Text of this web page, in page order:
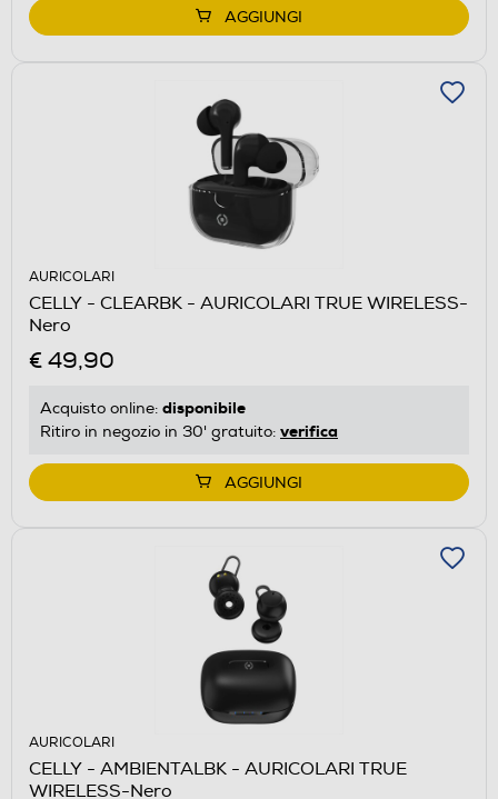
AGGIUNGI
AURICOLARI
CELLY - CLEARBK - AURICOLARI TRUE WIRELESS-
Nero
€ 49,90
Acquisto online: disponibile
Ritiro in negozio in 30' gratuito: verifica
AGGIUNGI
AURICOLARI
CELLY - AMBIENTALBK - AURICOLARI TRUE
WIRELESS-Nero